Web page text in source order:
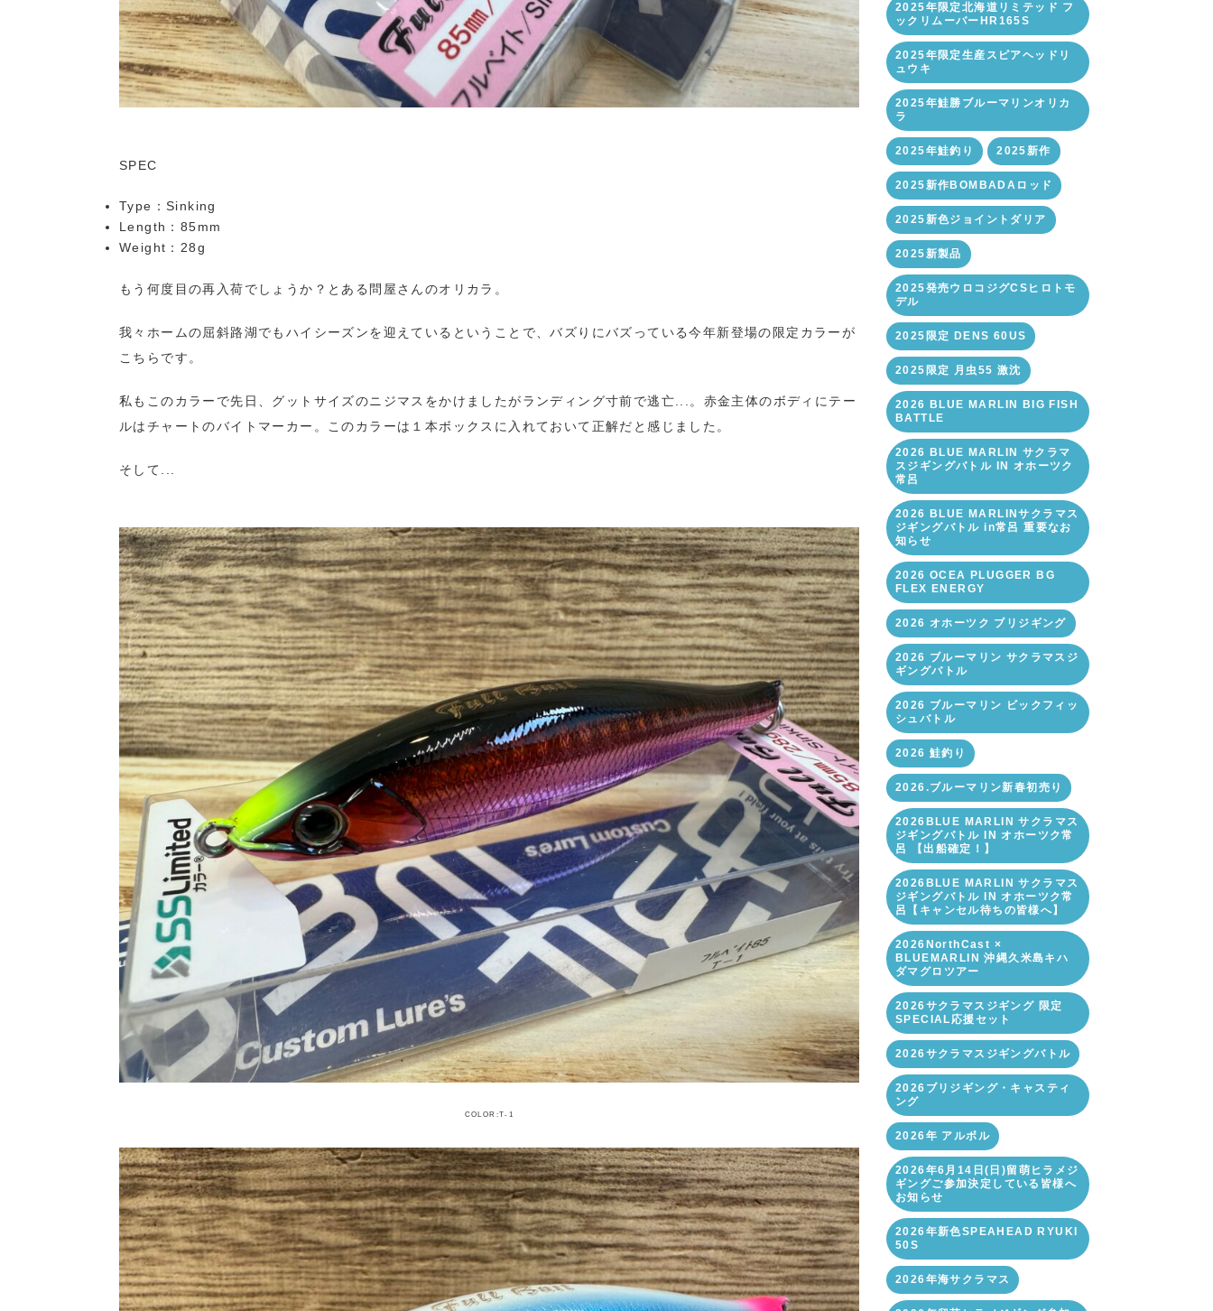
SPEC
Type：Sinking
Length：85mm
Weight：28g
もう何度目の再入荷でしょうか？とある問屋さんのオリカラ。
我々ホームの屈斜路湖でもハイシーズンを迎えているということで、バズりにバズっている今年新登場の限定カラーが
こちらです。
私もこのカラーで先日、グットサイズのニジマスをかけましたがランディング寸前で逃亡...。赤金主体のボディにテー
ルはチャートのバイトマーカー。このカラーは１本ボックスに入れておいて正解だと感じました。
そして...
COLOR:T-1
2025年限定北海道リミテッド フ
ックリムーバーHR165S
2025年限定生産スピアヘッドリ
ュウキ
2025年鮭勝ブルーマリンオリカ
ラ
2025年鮭釣り 2025新作
2025新作BOMBADAロッド
2025新色ジョイントダリア
2025新製品
2025発売ウロコジグCSヒロトモ
デル
2025限定 DENS 60US
2025限定 月虫55 激沈
2026 BLUE MARLIN BIG FISH
BATTLE
2026 BLUE MARLIN サクラマ
スジギングバトル IN オホーツク
常呂
2026 BLUE MARLINサクラマス
ジギングバトル in常呂 重要なお
知らせ
2026 OCEA PLUGGER BG
FLEX ENERGY
2026 オホーツク ブリジギング
2026 ブルーマリン サクラマスジ
ギングバトル
2026 ブルーマリン ビックフィッ
シュバトル
2026 鮭釣り
2026.ブルーマリン新春初売り
2026BLUE MARLIN サクラマス
ジギングバトル IN オホーツク常
呂 【出船確定！】
2026BLUE MARLIN サクラマス
ジギングバトル IN オホーツク常
呂【キャンセル待ちの皆様へ】
2026NorthCast ×
BLUEMARLIN 沖縄久米島キハ
ダマグロツアー
2026サクラマスジギング 限定
SPECIAL応援セット
2026サクラマスジギングバトル
2026ブリジギング・キャスティ
ング
2026年 アルボル
2026年6月14日(日)留萌ヒラメジ
ギングご参加決定している皆様へ
お知らせ
2026年新色SPEAHEAD RYUKI
50S
2026年海サクラマス